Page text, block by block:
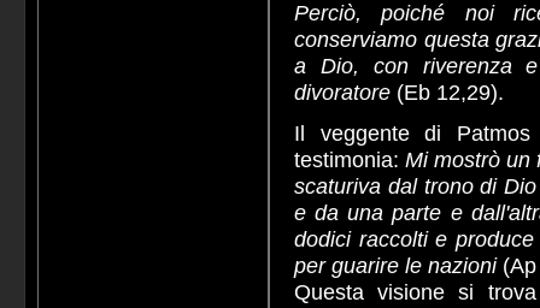
Perciò, poiché noi
conserviamo questa
a Dio, con riverenza
divoratore (Eb 12,29).
Il veggente di Patmos
testimonia: Mi mostrò un
scaturiva dal trono di
e da una parte e
dodici raccolti e
per guarire le nazioni
Questa visione si